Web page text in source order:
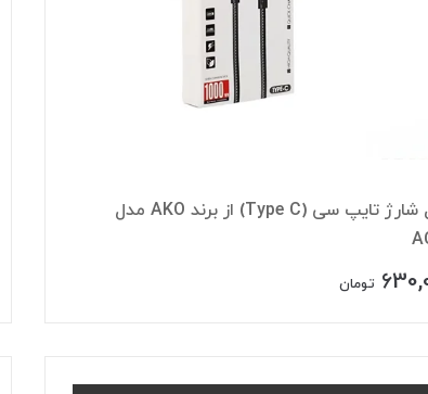
کابل شارژ تایپ سی (Type C) از برند AKO مدل
تومان